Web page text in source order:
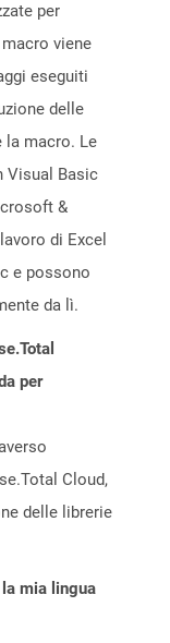
per
viene
eseguiti
delle
la macro. Le
Visual Basic
&
di Excel
e possono
da lì.
per
Cloud,
delle librerie
mia lingua